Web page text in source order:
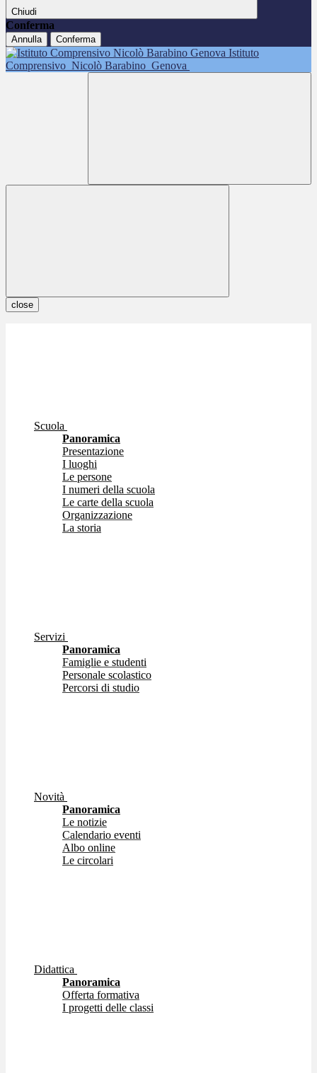
Chiudi
Conferma
Annulla Conferma
Istituto
Comprensivo Nicolò Barabino Genova
close
Scuola
Panoramica
Presentazione
I luoghi
Le persone
I numeri della scuola
Le carte della scuola
Organizzazione
La storia
Servizi
Panoramica
Famiglie e studenti
Personale scolastico
Percorsi di studio
Novità
Panoramica
Le notizie
Calendario eventi
Albo online
Le circolari
Didattica
Panoramica
Offerta formativa
I progetti delle classi